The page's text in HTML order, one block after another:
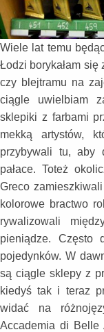
Wiele lat temu
Łodzi borykałam
czy blejtramu na
ciągle uwielbiam
sklepiki z farbami
mekką artystów,
przybywali tu, aby
pałace. Toteż
Greco
kolorowe bractwo
rywalizowali
pieniądze. Często
pojedynków. W
są ciągle sklepy z
kiedyś tak i teraz
widać na
Accademia di